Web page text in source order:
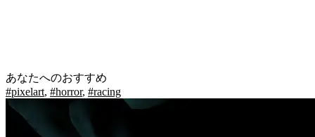
あなたへのおすすめ
#pixelart, #horror, #racing